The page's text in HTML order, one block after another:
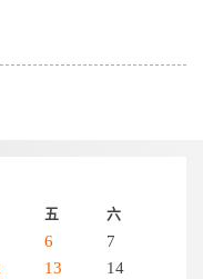
五 六
6
7
13
14